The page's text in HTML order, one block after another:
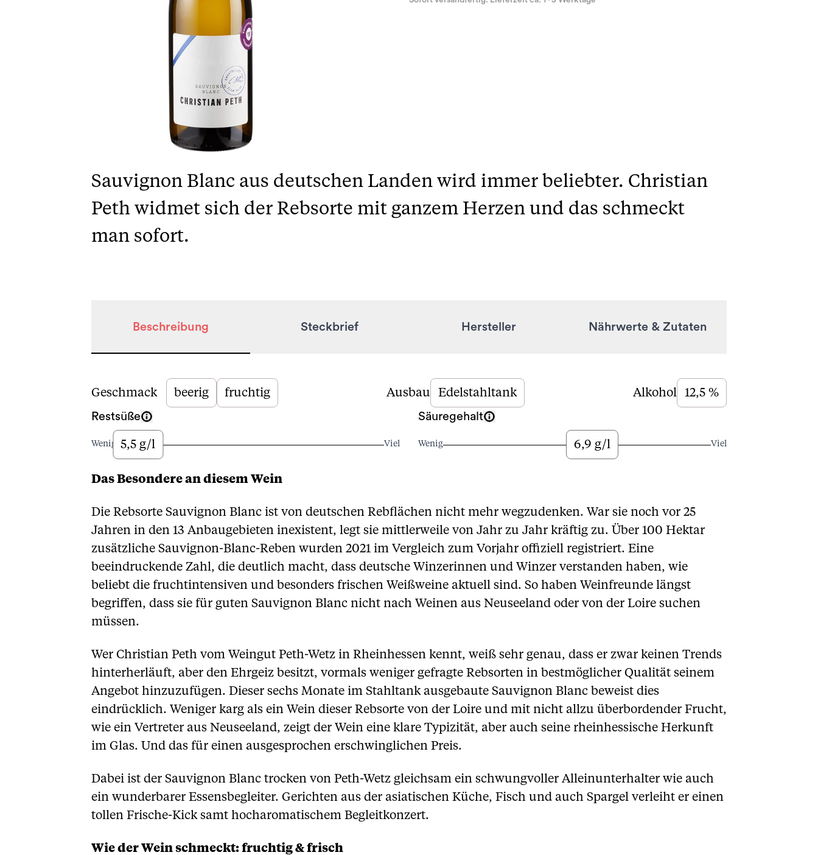
Sauvignon Blanc aus deutschen Landen wird immer beliebter. Christian
Peth widmet sich der Rebsorte mit ganzem Herzen und das schmeckt
man sofort.
Beschreibung Steckbrief Hersteller Nährwerte & Zutaten
Beschreibung
Geschmack beerig fruchtig Ausbau Edelstahltank Alkohol
12,5 %
Restsüße
Wenig 5,5 g/l Viel
Säuregehalt
Wenig 6,9 g/l Viel
Das Besondere an diesem Wein
Die Rebsorte Sauvignon Blanc ist von deutschen Rebflächen nicht mehr wegzudenken. War sie noch vor 25
Jahren in den 13 Anbaugebieten inexistent, legt sie mittlerweile von Jahr zu Jahr kräftig zu. Über 100 Hektar
zusätzliche Sauvignon-Blanc-Reben wurden 2021 im Vergleich zum Vorjahr offiziell registriert. Eine
beeindruckende Zahl, die deutlich macht, dass deutsche Winzerinnen und Winzer verstanden haben, wie
beliebt die fruchtintensiven und besonders frischen Weißweine aktuell sind. So haben Weinfreunde längst
begriffen, dass sie für guten Sauvignon Blanc nicht nach Weinen aus Neuseeland oder von der Loire suchen
müssen.
Wer Christian Peth vom Weingut Peth-Wetz in Rheinhessen kennt, weiß sehr genau, dass er zwar keinen Trends
hinterherläuft, aber den Ehrgeiz besitzt, vormals weniger gefragte Rebsorten in bestmöglicher Qualität seinem
Angebot hinzuzufügen. Dieser sechs Monate im Stahltank ausgebaute Sauvignon Blanc beweist dies
eindrücklich. Weniger karg als ein Wein dieser Rebsorte von der Loire und mit nicht allzu überbordender Frucht,
wie ein Vertreter aus Neuseeland, zeigt der Wein eine klare Typizität, aber auch seine rheinhessische Herkunft
im Glas. Und das für einen ausgesprochen erschwinglichen Preis.
Dabei ist der Sauvignon Blanc trocken von Peth-Wetz gleichsam ein schwungvoller Alleinunterhalter wie auch
ein wunderbarer Essensbegleiter. Gerichten aus der asiatischen Küche, Fisch und auch Spargel verleiht er einen
tollen Frische-Kick samt hocharomatischem Begleitkonzert.
Wie der Wein schmeckt: fruchtig & frisch